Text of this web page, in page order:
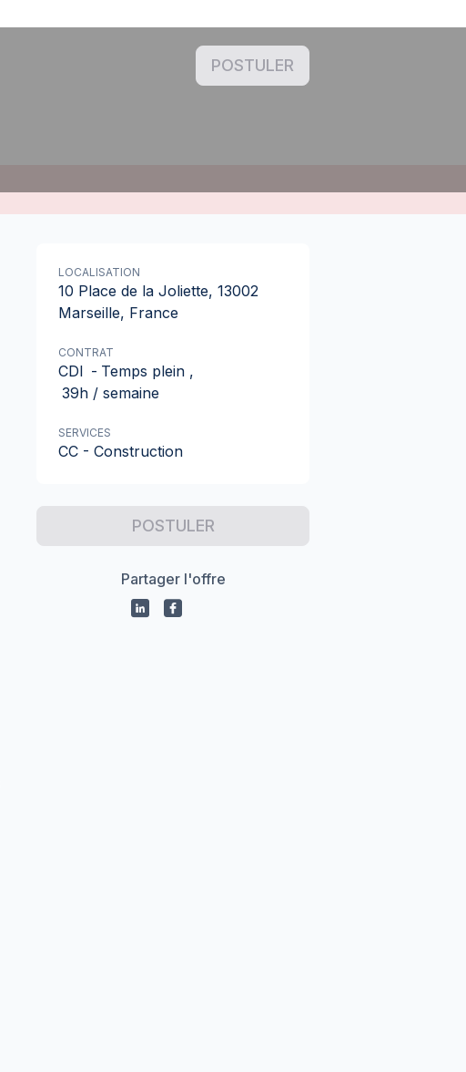
POSTULER
LOCALISATION
10 Place de la Joliette, 13002
Marseille, France
CONTRAT
CDI - Temps plein ,
39h / semaine
SERVICES
CC - Construction
POSTULER
Partager l'offre